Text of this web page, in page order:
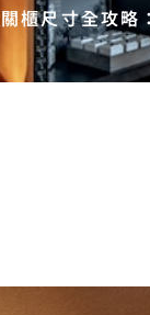
櫃尺寸全攻略